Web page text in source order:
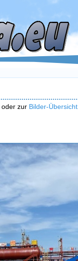
oder zur Bilder-Übersicht